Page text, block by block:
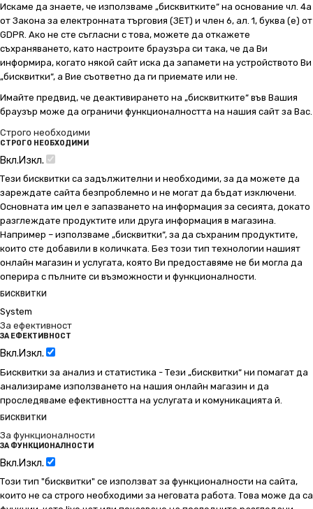
Искаме да знаете, че използваме „бисквитките“ на основание чл. 4а
от Закона за електронната търговия (ЗЕТ) и член 6, ал. 1, буква (е) от
GDPR. Ако не сте съгласни с това, можете да откажете
съхраняването, като настроите браузъра си така, че да Ви
информира, когато някой сайт иска да запамети на устройството Ви
„бисквитки“, а Вие съответно да ги приемате или не.
Имайте предвид, че деактивирането на „бисквитките“ във Вашия
браузър може да ограничи функционалността на нашия сайт за Вас.
Строго необходими
СТРОГО НЕОБХОДИМИ
Вкл.Изкл.
Тези бисквитки са задължителни и необходими, за да можете да
зареждате сайта безпроблемно и не могат да бъдат изключени.
Основната им цел е запазването на информация за сесията, докато
разглеждате продуктите или друга информация в магазина.
Например – използваме „бисквитки“, за да съхраним продуктите,
които сте добавили в количката. Без този тип технологии нашият
онлайн магазин и услугата, която Ви предоставяме не би могла да
оперира с пълните си възможности и функционалности.
БИСКВИТКИ
System
За ефективност
ЗА ЕФЕКТИВНОСТ
Вкл.Изкл.
Бисквитки за анализ и статистика - Тези „бисквитки“ ни помагат да
анализираме използването на нашия онлайн магазин и да
проследяваме ефективността на услугата и комуникацията й.
БИСКВИТКИ
За функционалности
ЗА ФУНКЦИОНАЛНОСТИ
Вкл.Изкл.
Този тип "бисквитки" се използват за функционалности на сайта,
които не са строго необходими за неговата работа. Това може да са